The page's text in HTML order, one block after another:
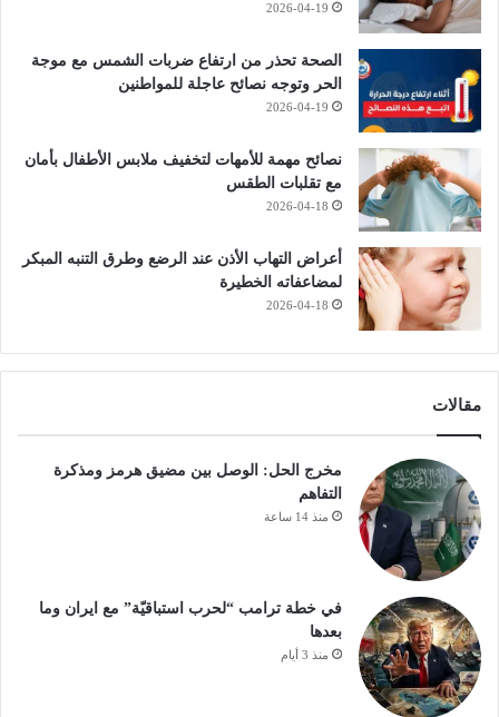
2026-04-19
الصحة تحذر من ارتفاع ضربات الشمس مع موجة
الحر وتوجه نصائح عاجلة للمواطنين
2026-04-19
نصائح مهمة للأمهات لتخفيف ملابس الأطفال بأمان
مع تقلبات الطقس
2026-04-18
أعراض التهاب الأذن عند الرضع وطرق التنبه المبكر
لمضاعفاته الخطيرة
2026-04-18
مقالات
مخرج الحل: الوصل بين مضيق هرمز ومذكرة
التفاهم
منذ 14 ساعة
في خطة ترامب “لحرب استباقيّة” مع ايران وما
بعدها
منذ 3 أيام